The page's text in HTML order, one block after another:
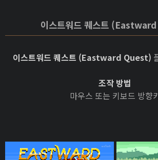
이스트워드 퀘스트
이스트워드 퀘스트 (Eastward Quest)
조작 방법
마우스 또는 키보드 방향